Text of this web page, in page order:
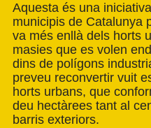
Aquesta és una
municipis de Catalunya
va més enllà dels horts
masies que es volen
dins de polígons
preveu reconvertir vuit
horts urbans, que
deu hectàrees tant al
barris exteriors.